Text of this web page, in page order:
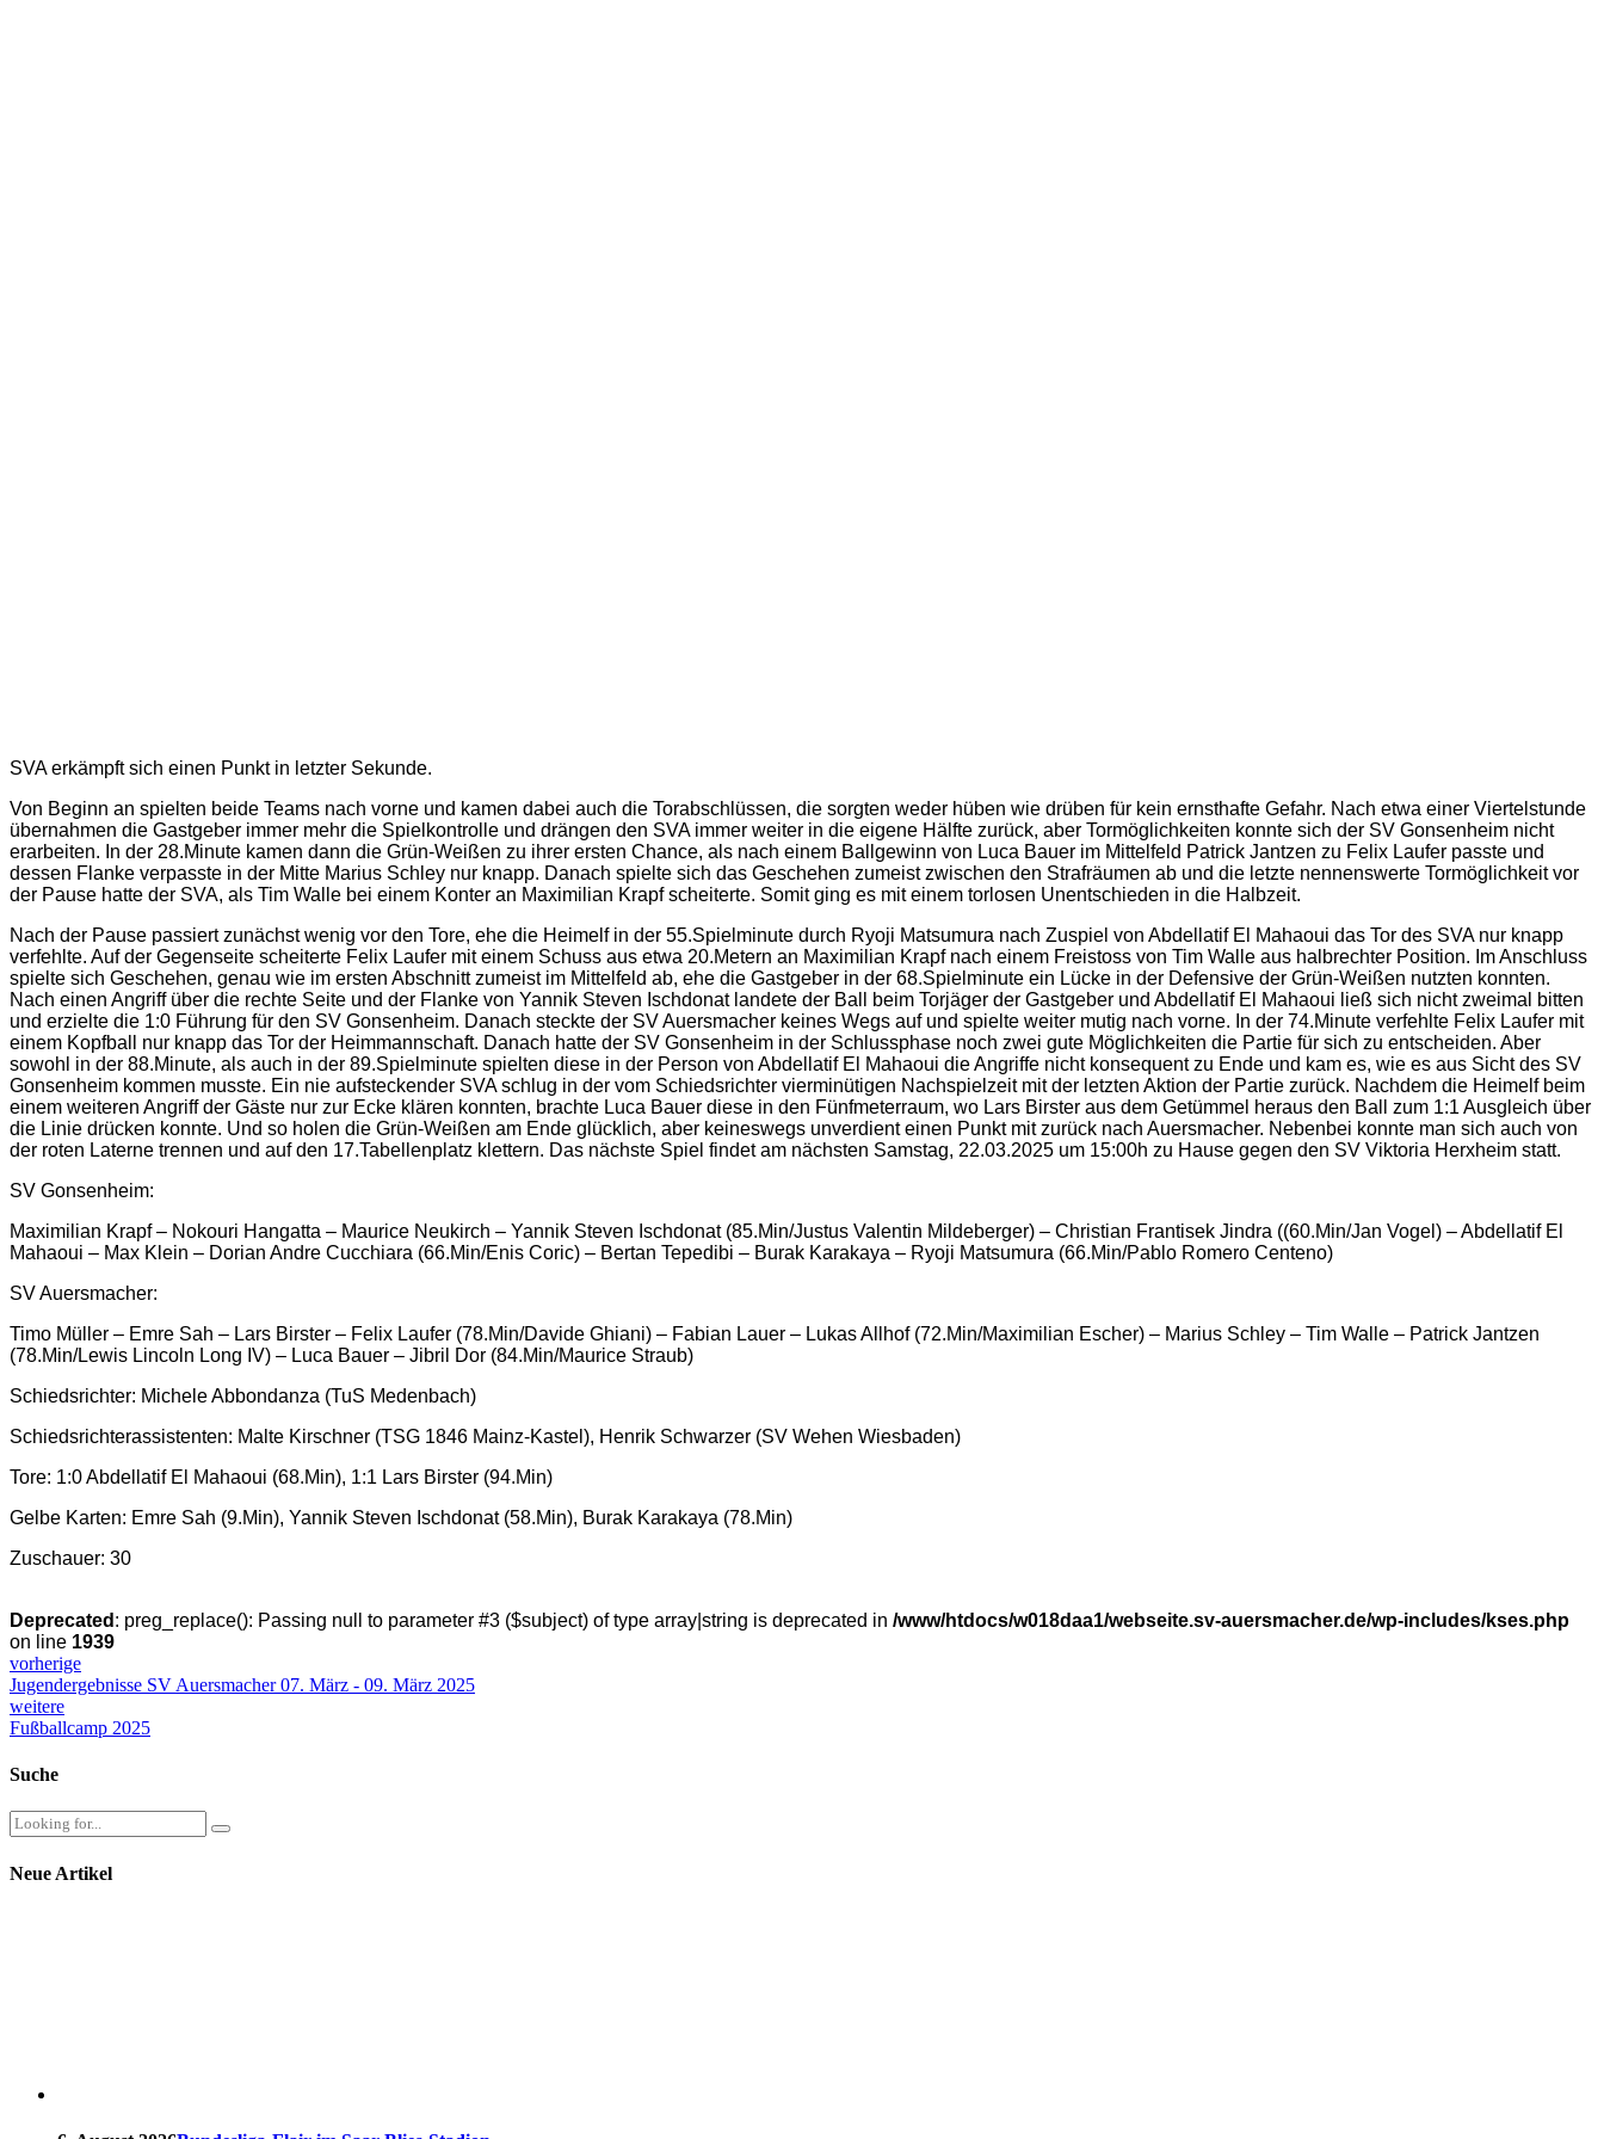
SVA erkämpft sich einen Punkt in letzter Sekunde.
Von Beginn an spielten beide Teams nach vorne und kamen dabei auch die Torabschlüssen, die sorgten weder hüben wie drüben für kein ernsthafte Gefahr. Nach etwa einer Viertelstunde
übernahmen die Gastgeber immer mehr die Spielkontrolle und drängen den SVA immer weiter in die eigene Hälfte zurück, aber Tormöglichkeiten konnte sich der SV Gonsenheim nicht
erarbeiten. In der 28.Minute kamen dann die Grün-Weißen zu ihrer ersten Chance, als nach einem Ballgewinn von Luca Bauer im Mittelfeld Patrick Jantzen zu Felix Laufer passte und
dessen Flanke verpasste in der Mitte Marius Schley nur knapp. Danach spielte sich das Geschehen zumeist zwischen den Strafräumen ab und die letzte nennenswerte Tormöglichkeit vor
der Pause hatte der SVA, als Tim Walle bei einem Konter an Maximilian Krapf scheiterte. Somit ging es mit einem torlosen Unentschieden in die Halbzeit.
Nach der Pause passiert zunächst wenig vor den Tore, ehe die Heimelf in der 55.Spielminute durch Ryoji Matsumura nach Zuspiel von Abdellatif El Mahaoui das Tor des SVA nur knapp
verfehlte. Auf der Gegenseite scheiterte Felix Laufer mit einem Schuss aus etwa 20.Metern an Maximilian Krapf nach einem Freistoss von Tim Walle aus halbrechter Position. Im Anschluss
spielte sich Geschehen, genau wie im ersten Abschnitt zumeist im Mittelfeld ab, ehe die Gastgeber in der 68.Spielminute ein Lücke in der Defensive der Grün-Weißen nutzten konnten.
Nach einen Angriff über die rechte Seite und der Flanke von Yannik Steven Ischdonat landete der Ball beim Torjäger der Gastgeber und Abdellatif El Mahaoui ließ sich nicht zweimal bitten
und erzielte die 1:0 Führung für den SV Gonsenheim. Danach steckte der SV Auersmacher keines Wegs auf und spielte weiter mutig nach vorne. In der 74.Minute verfehlte Felix Laufer mit
einem Kopfball nur knapp das Tor der Heimmannschaft. Danach hatte der SV Gonsenheim in der Schlussphase noch zwei gute Möglichkeiten die Partie für sich zu entscheiden. Aber
sowohl in der 88.Minute, als auch in der 89.Spielminute spielten diese in der Person von Abdellatif El Mahaoui die Angriffe nicht konsequent zu Ende und kam es, wie es aus Sicht des SV
Gonsenheim kommen musste. Ein nie aufsteckender SVA schlug in der vom Schiedsrichter vierminütigen Nachspielzeit mit der letzten Aktion der Partie zurück. Nachdem die Heimelf beim
einem weiteren Angriff der Gäste nur zur Ecke klären konnten, brachte Luca Bauer diese in den Fünfmeterraum, wo Lars Birster aus dem Getümmel heraus den Ball zum 1:1 Ausgleich über
die Linie drücken konnte. Und so holen die Grün-Weißen am Ende glücklich, aber keineswegs unverdient einen Punkt mit zurück nach Auersmacher. Nebenbei konnte man sich auch von
der roten Laterne trennen und auf den 17.Tabellenplatz klettern. Das nächste Spiel findet am nächsten Samstag, 22.03.2025 um 15:00h zu Hause gegen den SV Viktoria Herxheim statt.
SV Gonsenheim:
Maximilian Krapf – Nokouri Hangatta – Maurice Neukirch – Yannik Steven Ischdonat (85.Min/Justus Valentin Mildeberger) – Christian Frantisek Jindra ((60.Min/Jan Vogel) – Abdellatif El
Mahaoui – Max Klein – Dorian Andre Cucchiara (66.Min/Enis Coric) – Bertan Tepedibi – Burak Karakaya – Ryoji Matsumura (66.Min/Pablo Romero Centeno)
SV Auersmacher:
Timo Müller – Emre Sah – Lars Birster – Felix Laufer (78.Min/Davide Ghiani) – Fabian Lauer – Lukas Allhof (72.Min/Maximilian Escher) – Marius Schley – Tim Walle – Patrick Jantzen
(78.Min/Lewis Lincoln Long IV) – Luca Bauer – Jibril Dor (84.Min/Maurice Straub)
Schiedsrichter: Michele Abbondanza (TuS Medenbach)
Schiedsrichterassistenten: Malte Kirschner (TSG 1846 Mainz-Kastel), Henrik Schwarzer (SV Wehen Wiesbaden)
Tore: 1:0 Abdellatif El Mahaoui (68.Min), 1:1 Lars Birster (94.Min)
Gelbe Karten: Emre Sah (9.Min), Yannik Steven Ischdonat (58.Min), Burak Karakaya (78.Min)
Zuschauer: 30
Deprecated : preg_replace(): Passing null to parameter #3 ($subject) of type array|string is deprecated in /www/htdocs/w018daa1/webseite.sv-auersmacher.de/wp-includes/kses.php
on line 1939
vorherige
Jugendergebnisse SV Auersmacher 07. März - 09. März 2025
weitere
Fußballcamp 2025
Suche
Neue Artikel